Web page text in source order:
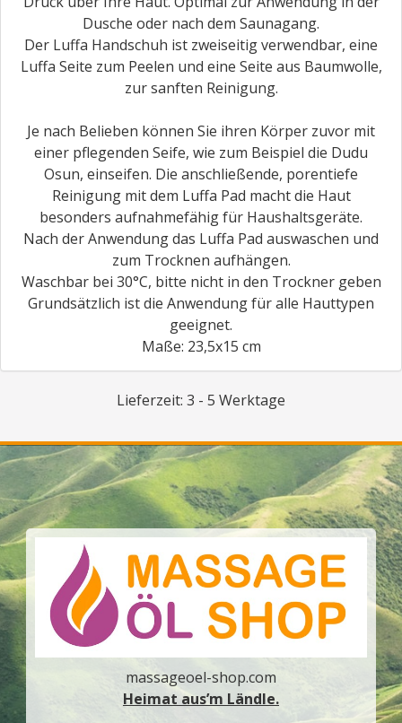
Dusche oder nach dem Saunagang.
Der Luffa Handschuh ist zweiseitig verwendbar, eine
Luffa Seite zum Peelen und eine Seite aus Baumwolle,
zur sanften Reinigung.
Je nach Belieben können Sie ihren Körper zuvor mit
einer pflegenden Seife, wie zum Beispiel die Dudu
Osun, einseifen. Die anschließende, porentiefe
Reinigung mit dem Luffa Pad macht die Haut
besonders aufnahmefähig für Haushaltsgeräte.
Nach der Anwendung das Luffa Pad auswaschen und
zum Trocknen aufhängen.
Waschbar bei 30°C, bitte nicht in den Trockner geben
Grundsätzlich ist die Anwendung für alle Hauttypen
geeignet.
Maße: 23,5x15 cm
Lieferzeit: 3 - 5 Werktage
massageoel-shop.com
Heimat aus’m Ländle.